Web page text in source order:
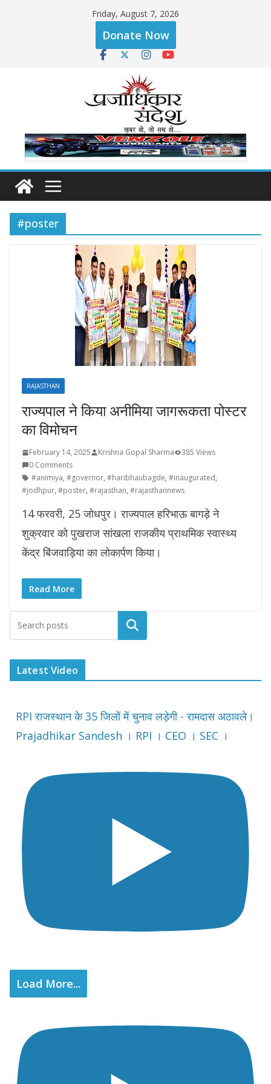
Friday, August 7, 2026
Donate Now
#poster
RAJASTHAN
राज्यपाल ने किया अनीमिया जागरूकता पोस्टर
का विमोचन
February 14, 2025 Krishna Gopal Sharma
385 Views
0 Comments
#animiya, #governor, #haribhaubagde, #inaugurated,
#jodhpur, #poster, #rajasthan, #rajasthannews
14 फरवरी, 25 जोधपुर। राज्यपाल हरिभाऊ बागड़े ने
शुक्रवार को पुखराज सांखला राजकीय प्राथमिक स्वास्थ्य
केंद्र बिंजवाड़िया का लोकार्पण किया।
Read More
Latest Video
RPI राजस्थान के 35 जिलों में चुनाव लड़ेगी - रामदास अठावले।
Prajadhikar Sandesh । RPI । CEO । SEC ।
Load More...